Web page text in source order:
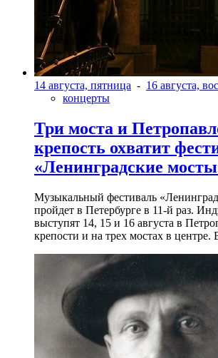
14 августа, пятница - 16 августа,
концерты
Три моста и
крепость охватит
«Ленинградские
Музыкальный фестиваль
пройдет в Петербурге в 11-й раз.
выступят 14, 15 и 16 августа в
крепости и на трех мостах в